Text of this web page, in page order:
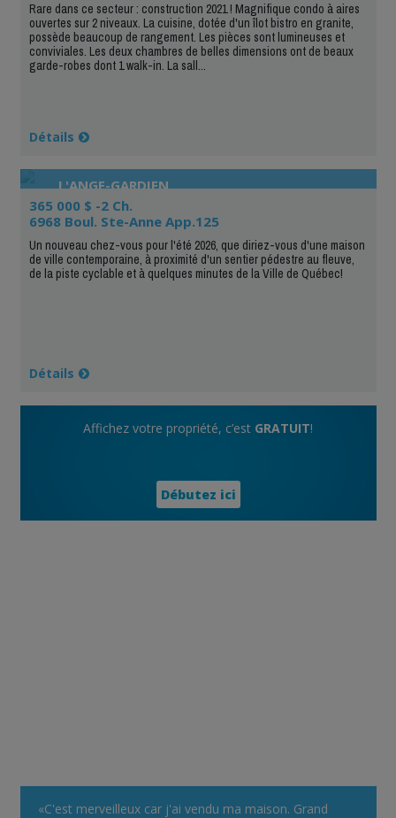
Rare dans ce secteur : construction 2021 ! Magnifique condo à aires
ouvertes sur 2 niveaux. La cuisine, dotée d'un îlot bistro en granite,
possède beaucoup de rangement. Les pièces sont lumineuses et
conviviales. Les deux chambres de belles dimensions ont de beaux
garde-robes dont 1 walk-in. La sall...
Détails
L'ANGE-GARDIEN
365 000 $ -2 Ch.
6968 Boul. Ste-Anne App.125
Un nouveau chez-vous pour l'été 2026, que diriez-vous d'une maison
de ville contemporaine, à proximité d'un sentier pédestre au fleuve,
de la piste cyclable et à quelques minutes de la Ville de Québec!
Détails
Affichez votre propriété, c’est GRATUIT!
Débutez ici
«C'est merveilleux car j'ai vendu ma maison. Grand